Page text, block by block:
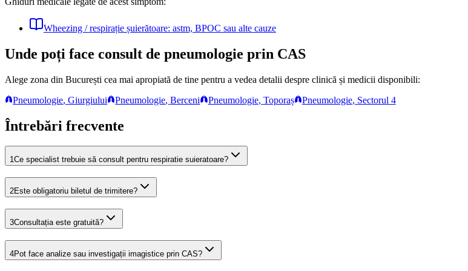
Wheezing / respirație șuierătoare: astm, BPOC sau alte cauze
Unde poți face consult de pneumologie prin CAS
Alege zona din București cea mai apropiată de tine pentru a vedea detalii despre clinică și medicii disponibili:
Pneumologie,Giurgiului Pneumologie,Berceni Pneumologie, Toporaș Pneumologie, Sectorul 4
Întrebări frecvente
1Ce specialist trebuie să consult pentru respiratie suieratoare?
2Este obligatoriu biletul de trimitere?
3Consultația este gratuită?
4Pot face analize sau investigații imagistice prin CAS?